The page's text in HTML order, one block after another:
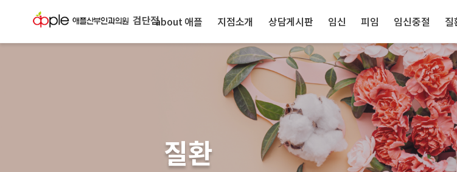
검단점about 애플 지점소개 상담게시판 임신 피임 임신중절 질
질환